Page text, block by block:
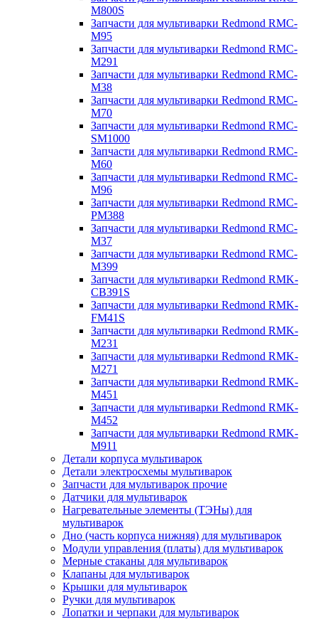
M800S
Запчасти для мультиварки Redmond RMC-
M95
Запчасти для мультиварки Redmond RMC-
M291
Запчасти для мультиварки Redmond RMC-
M38
Запчасти для мультиварки Redmond RMC-
M70
Запчасти для мультиварки Redmond RMC-
SM1000
Запчасти для мультиварки Redmond RMC-
M60
Запчасти для мультиварки Redmond RMC-
M96
Запчасти для мультиварки Redmond RMC-
PM388
Запчасти для мультиварки Redmond RMC-
M37
Запчасти для мультиварки Redmond RMC-
M399
Запчасти для мультиварки Redmond RMK-
CB391S
Запчасти для мультиварки Redmond RMK-
FM41S
Запчасти для мультиварки Redmond RMK-
M231
Запчасти для мультиварки Redmond RMK-
M271
Запчасти для мультиварки Redmond RMK-
M451
Запчасти для мультиварки Redmond RMK-
M452
Запчасти для мультиварки Redmond RMK-
M911
Детали корпуса мультиварок
Детали электросхемы мультиварок
Запчасти для мультиварок прочие
Датчики для мультиварок
Нагревательные элементы (ТЭНы) для
мультиварок
Дно (часть корпуса нижняя) для мультиварок
Модули управления (платы) для мультиварок
Мерные стаканы для мультиварок
Клапаны для мультиварок
Крышки для мультиварок
Ручки для мультиварок
Лопатки и черпаки для мультиварок